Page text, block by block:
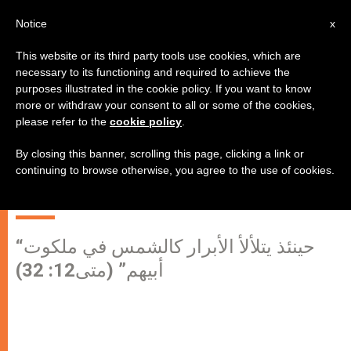
عظة البطريرك الكردينال مار بشاره
بطرس الراعي عيد القديس شربل –
كنيسة مار شربل، دير مار مارون –
“حينئذ يتلألأ الأبرار كالشمس في ملكوت
أبيهم” (متى12: 32)
x
Notice
This website or its third party tools use cookies, which are
necessary to its functioning and required to achieve the
purposes illustrated in the cookie policy. If you want to know
more or withdraw your consent to all or some of the cookies,
please refer to the cookie policy
By closing this banner, scrolling this page, clicking a link or
continuing to browse otherwise, you agree to the use of cookies.